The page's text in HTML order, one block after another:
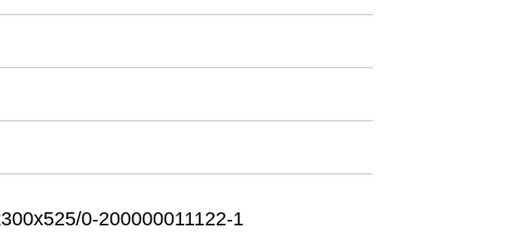
0-200000011122-1